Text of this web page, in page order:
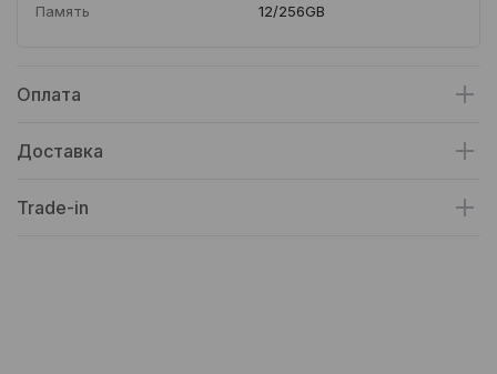
Память 12/256GB
Оплата
Доставка
Trade-in